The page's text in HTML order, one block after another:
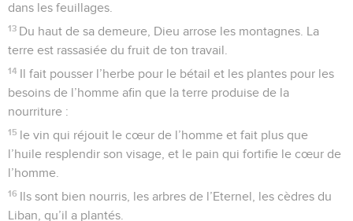
dans les feuillages.
13 Du haut de sa demeure, Dieu arrose les montagnes. La
terre est rassasiée du fruit de ton travail.
14 Il fait pousser l’herbe pour le bétail et les plantes pour les
besoins de l’homme afin que la terre produise de la
nourriture :
15 le vin qui réjouit le cœur de l’homme et fait plus que
l’huile resplendir son visage, et le pain qui fortifie le cœur de
l’homme.
16 Ils sont bien nourris, les arbres de l’Eternel, les cèdres du
Liban, qu’il a plantés.